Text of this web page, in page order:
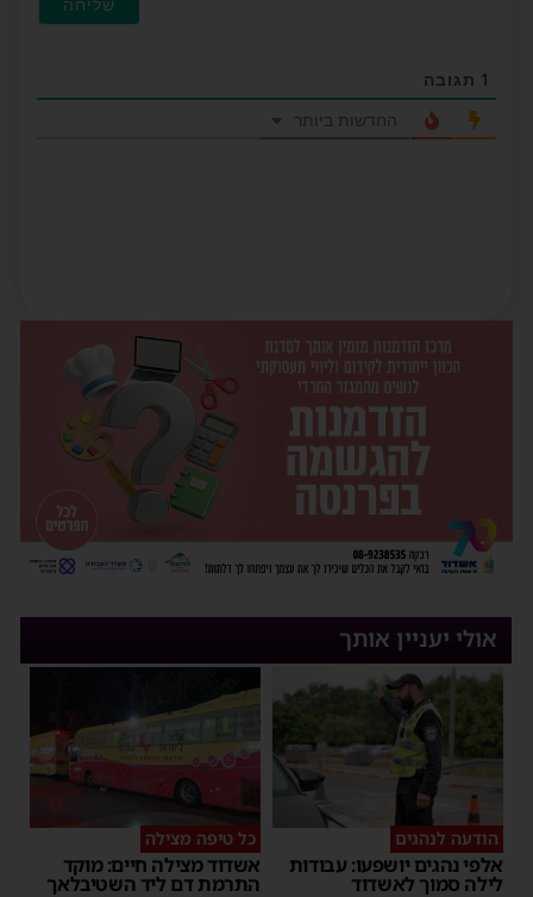
1 תגובה
החדשות ביותר
אולי יעניין אותך
הודעה לנהגים
אלפי נהגים יושפעו: עבודות
לילה סמוך לאשדוד
כל טיפה מצילה
אשדוד מצילה חיים: מוקד
התרמת דם ליד השטיבלאך